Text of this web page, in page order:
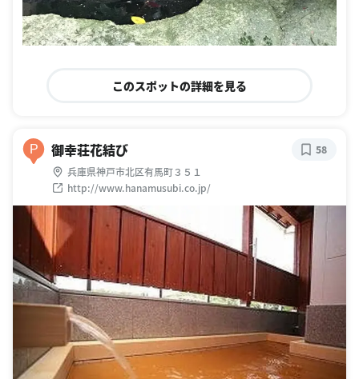
このスポットの詳細を見る
P 御幸荘花結び
兵庫県神戸市北区有馬町３５１
http://www.hanamusubi.co.jp/
58